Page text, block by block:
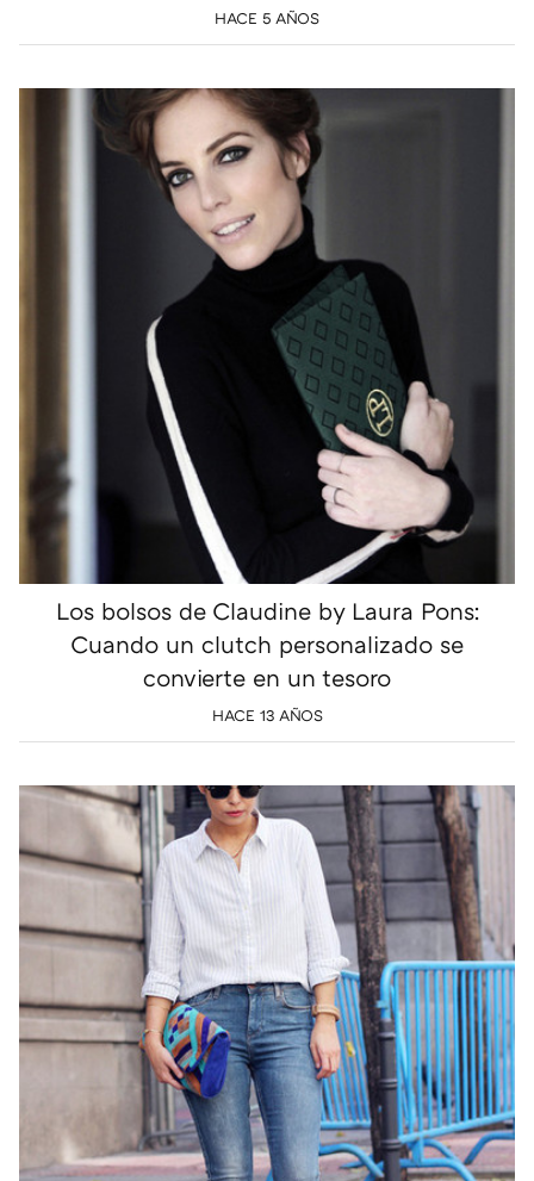
HACE 5 AÑOS
Los bolsos de Claudine by Laura Pons:
Cuando un clutch personalizado se
convierte en un tesoro
HACE 13 AÑOS